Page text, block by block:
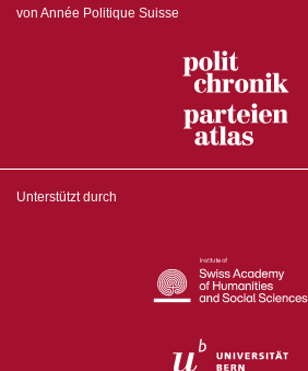
von Année Politique Suisse
Unterstützt durch